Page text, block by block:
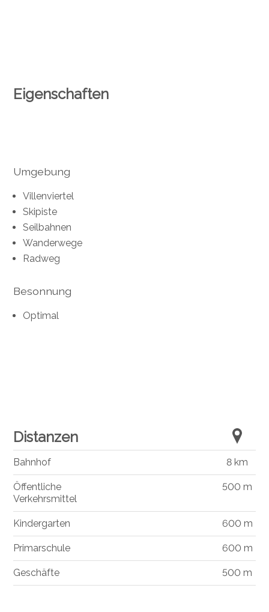
Eigenschaften
Umgebung
Villenviertel
Skipiste
Seilbahnen
Wanderwege
Radweg
Besonnung
Optimal
Distanzen
Bahnhof 8 km
Öffentliche
Verkehrsmittel
500 m
Kindergarten 600 m
Primarschule 600 m
Geschäfte 500 m